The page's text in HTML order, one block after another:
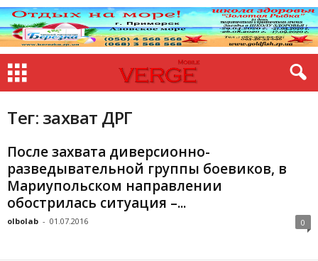
Тег: захват ДРГ
После захвата диверсионно-
разведывательной группы боевиков, в
Мариупольском направлении
обострилась ситуация –...
olbolab - 01.07.2016 0